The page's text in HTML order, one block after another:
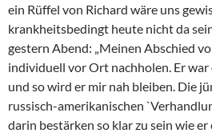
ein Rüffel von Richard wäre uns
krankheitsbedingt heute nicht da
gestern Abend: „Meinen Abschied
individuell vor Ort nachholen. Er
und so wird er mir nah bleiben. Die
russisch-amerikanischen
darin bestärken so klar zu sein wie er